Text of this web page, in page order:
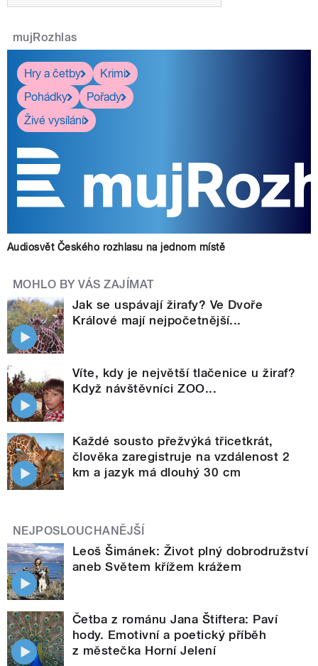
mujRozhlas
Hry a četby
Krimi
Pohádky
Pořady
Živé vysílání
Audiosvět Českého rozhlasu na jednom místě
MOHLO BY VÁS ZAJÍMAT
Jak se uspávají žirafy? Ve Dvoře
Králové mají nejpočetnější...
Víte, kdy je největší tlačenice u žiraf?
Když návštěvníci ZOO...
Každé sousto přežvýká třicetkrát,
člověka zaregistruje na vzdálenost 2
km a jazyk má dlouhý 30 cm
NEJPOSLOUCHANĚJŠÍ
Leoš Šimánek: Život plný dobrodružství
aneb Světem křížem krážem
Četba z románu Jana Štiftera: Paví
hody. Emotivní a poetický příběh
z městečka Horní Jelení